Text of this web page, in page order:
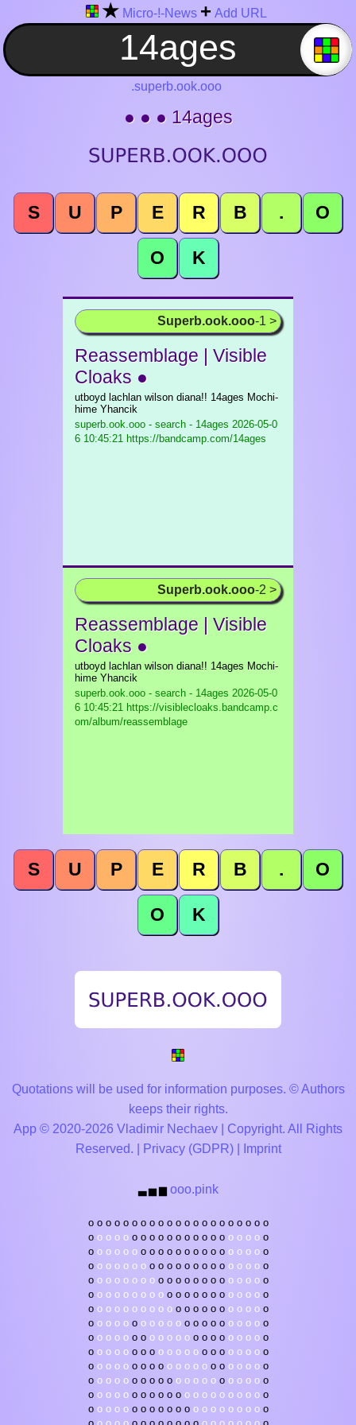
★ Micro-!-News + Add URL
.superb.ook.ooo
● ● ● 14ages
S U P E R B . O
O K
Superb.ook.ooo-1 >
Reassemblage | Visible
Cloaks ●
utboyd lachlan wilson diana!! 14ages Mochi-
hime Yhancik
superb.ook.ooo - search - 14ages 2026-05-0
6 10:45:21 https://bandcamp.com/14ages
Superb.ook.ooo-2 >
Reassemblage | Visible
Cloaks ●
utboyd lachlan wilson diana!! 14ages Mochi-
hime Yhancik
superb.ook.ooo - search - 14ages 2026-05-0
6 10:45:21 https://visiblecloaks.bandcamp.c
om/album/reassemblage
S U P E R B . O
O K
Quotations will be used for information purposes. © Authors
keeps their rights.
App © 2020-2026 Vladimir Nechaev | Copyright. All Rights
Reserved. |
Privacy (GDPR)| Imprint
▃ ▅ ▆ ooo.pink
o o o o o o o o o o o o o o o o o o o o o
o o o o o o o o o o o o o o o o o o o o o
o o o o o o o o o o o o o o o o o o o o o
o o o o o o o o o o o o o o o o o o o o o
o o o o o o o o o o o o o o o o o o o o o
o o o o o o o o o o o o o o o o o o o o o
o o o o o o o o o o o o o o o o o o o o o
o o o o o o o o o o o o o o o o o o o o o
o o o o o o o o o o o o o o o o o o o o o
o o o o o o o o o o o o o o o o o o o o o
o o o o o o o o o o o o o o o o o o o o o
o o o o o o o o o o o o o o o o o o o o o
o o o o o o o o o o o o o o o o o o o o o
o o o o o o o o o o o o o o o o o o o o o